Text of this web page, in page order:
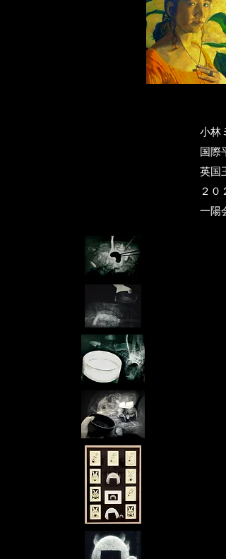
小林
国際
英国
２０
一陽